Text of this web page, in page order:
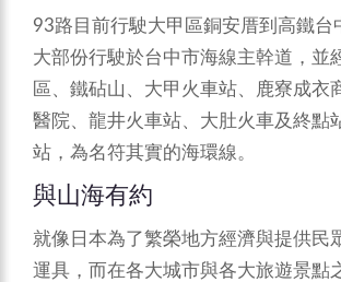
93路目前行駛大甲區銅安厝到高鐵台
大部份行駛於台中市海線主幹道，並
區、鐵砧山、大甲火車站、鹿寮成衣
醫院、龍井火車站、大肚火車及終點
站，為名符其實的海環線。
與山海有約
就像日本為了繁榮地方經濟與提供民
運具，而在各大城市與各大旅遊景點